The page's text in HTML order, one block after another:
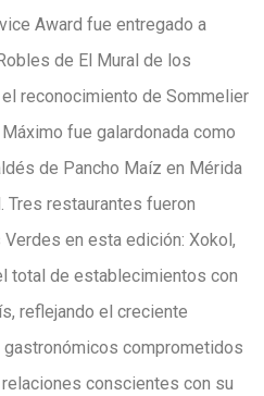
Award fue entregado a
de El Mural de los
reconocimiento de Sommelier
fue galardonada como
de Pancho Maíz en Mérida
Tres restaurantes fueron
en esta edición: Xokol,
total de establecimientos con
reflejando el creciente
comprometidos
conscientes con su